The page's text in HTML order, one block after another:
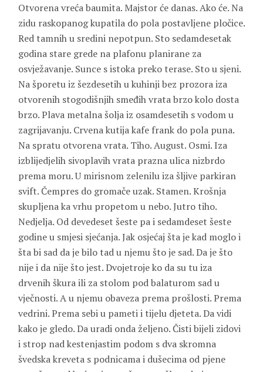
Otvorena vreća baumita. Majstor će danas. Ako će. Na
zidu raskopanog kupatila do pola postavljene pločice.
Red tamnih u sredini nepotpun. Sto sedamdesetak
godina stare grede na plafonu planirane za
osvježavanje. Sunce s istoka preko terase. Sto u sjeni.
Na šporetu iz šezdesetih u kuhinji bez prozora iza
otvorenih stogodišnjih smeđih vrata brzo kolo dosta
brzo. Plava metalna šolja iz osamdesetih s vodom u
zagrijavanju. Crvena kutija kafe frank do pola puna.
Na spratu otvorena vrata. Tiho. August. Osmi. Iza
izblijedjelih sivoplavih vrata prazna ulica nizbrdo
prema moru. U mirisnom zelenilu iza šljive parkiran
svift. Čempres do gromače uzak. Stamen. Krošnja
skupljena ka vrhu propetom u nebo. Jutro tiho.
Nedjelja. Od devedeset šeste pa i sedamdeset šeste
godine u smjesi sjećanja. Jak osjećaj šta je kad moglo i
šta bi sad da je bilo tad u njemu što je sad. Da je što
nije i da nije što jest. Dvojetroje ko da su tu iza
drvenih škura ili za stolom pod balaturom sad u
vječnosti. A u njemu obaveza prema prošlosti. Prema
vedrini. Prema sebi u pameti i tijelu djeteta. Da vidi
kako je gledo. Da uradi onda željeno. Čisti bijeli zidovi
i strop nad kestenjastim podom s dva skromna
švedska kreveta s podnicama i dušecima od pjene